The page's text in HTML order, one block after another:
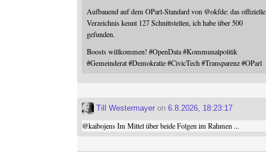
Aufbauend auf dem OParl-Standard von @okfde: das offizielle
Verzeichnis kennt 127 Schnittstellen, ich habe über 500
gefunden.
Boosts willkommen!#OpenData #Kommunalpolitik
#Gemeinderat #Demokratie #CivicTech #Transparenz #OParl
Till Westermayer on6.8.2026, 18:23:17
@kaibojensIm Mittel über beide Folgen im Rahmen ...